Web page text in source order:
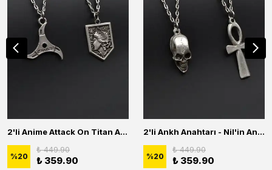
2'li Anime Attack On Titan Acrylic Maria Anime Naruto Erkek Kadın Kolye Seti
%20
₺ 449.90
₺ 359.90
2'li Ankh Anahtarı - Nil'in Anahtarı - Kuru Kafa Erkek Kadın Kolye Seti
%20
₺ 449.90
₺ 359.90